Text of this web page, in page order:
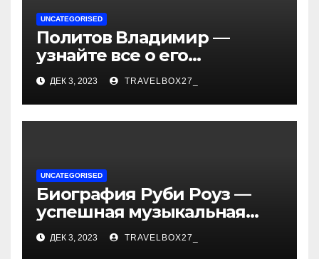
UNCATEGORISED
Политов Владимир —
узнайте все о его
биографии, возрасте и
впечатляющих
достижениях!
ДЕК 3, 2023 TRAVELBOX27_
UNCATEGORISED
Биография Руби Роуз —
успешная музыкальная
карьера, личная жизнь и
знаковые достижения
ДЕК 3, 2023 TRAVELBOX27_